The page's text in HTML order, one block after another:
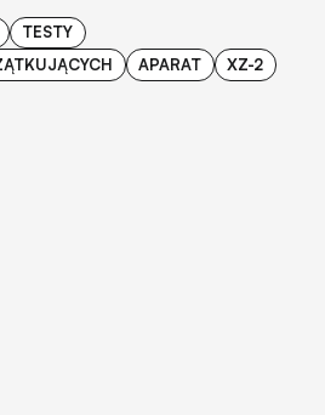
TESTY
APARAT
XZ-2